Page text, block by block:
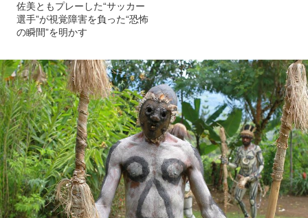
佐美ともプレーした“サッカー
選手”が視覚障害を負った“恐怖
の瞬間”を明かす